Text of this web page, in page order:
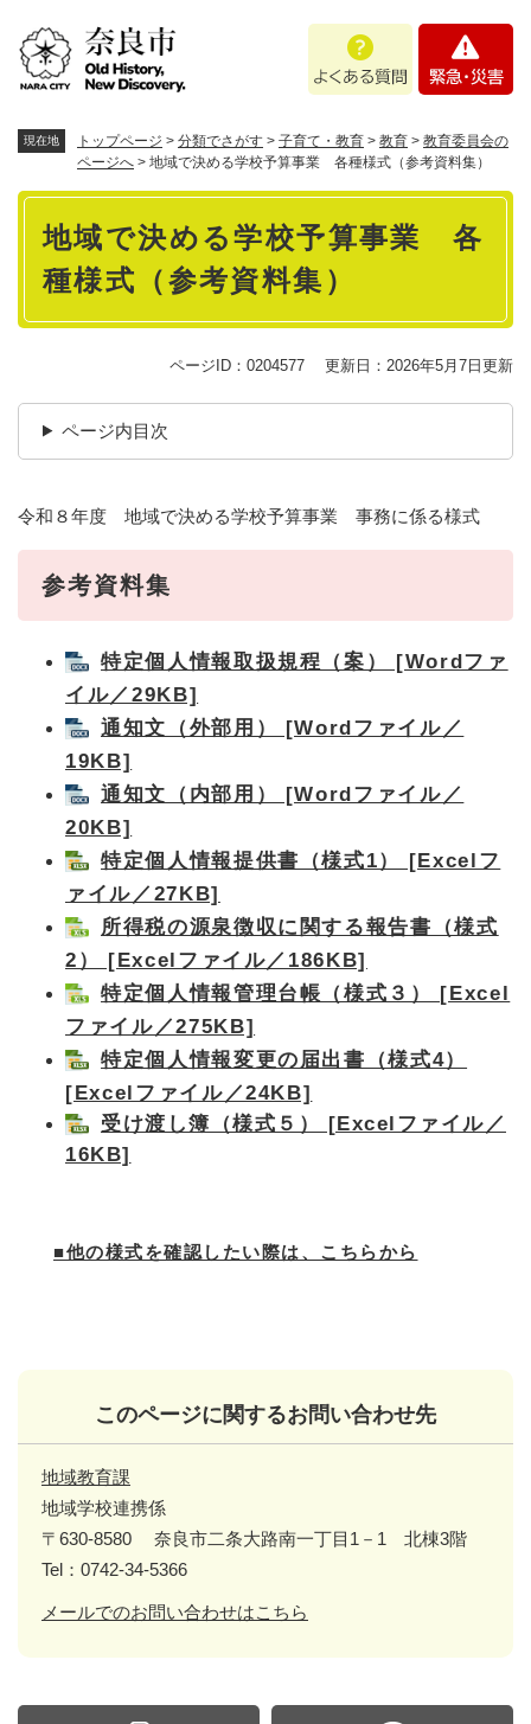
あ
問
・
現在地 トップページ > 分類でさがす > 子育て・教育 > 教育 > 教育委員会の
ページへ > 地域で決める学校予算事業 各種様式（参考資料集）
本
地域で決める学校予算事業 各
種様式（参考資料集）
ページID：0204577 更新日：2026年5月7日更新
ページ内目次
令和８年度 地域で決める学校予算事業 事務に係る様式
参考資料集​
特定個人情報取扱規程（案） [Wordファ
イル／29KB]
通知文（外部用） [Wordファイル／
19KB]
通知文（内部用） [Wordファイル／
20KB]
特定個人情報提供書（様式1） [Excelフ
ァイル／27KB]
所得税の源泉徴収に関する報告書（様式
2） [Excelファイル／186KB]
特定個人情報管理台帳（様式３） [Excel
ファイル／275KB]
特定個人情報変更の届出書（様式4）
[Excelファイル／24KB]
受け渡し簿（様式５） [Excelファイル／
16KB]
■他の様式を確認したい際は、こちらから
このページに関するお問い合わせ先
地域教育課
地域学校連携係
〒630-8580
奈良市二条大路南一丁目1－1 北棟3階
Tel：0742-34-5366
メールでのお問い合わせはこちら